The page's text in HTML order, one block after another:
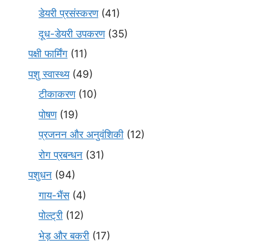
डेयरी प्रसंस्करण(41)
दूध-डेयरी उपकरण(35)
पक्षी फार्मिंग (11)
पशु स्वास्थ्य(49)
टीकाकरण(10)
पोषण(19)
प्रजनन और अनुवंशिकी (12)
रोग प्रबन्धन (31)
पशुधन (94)
गाय-भैंस(4)
पोल्ट्री (12)
भेड़ और बकरी (17)